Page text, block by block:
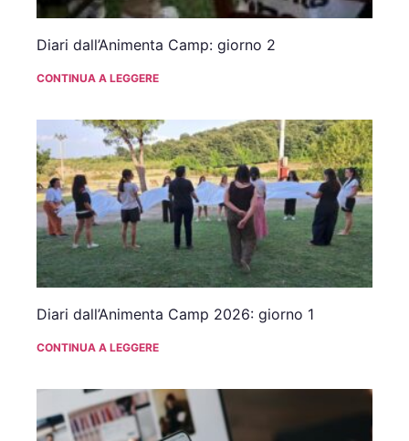
Diari dall’Animenta Camp: giorno 2
CONTINUA A LEGGERE
Diari dall’Animenta Camp 2026: giorno 1
CONTINUA A LEGGERE